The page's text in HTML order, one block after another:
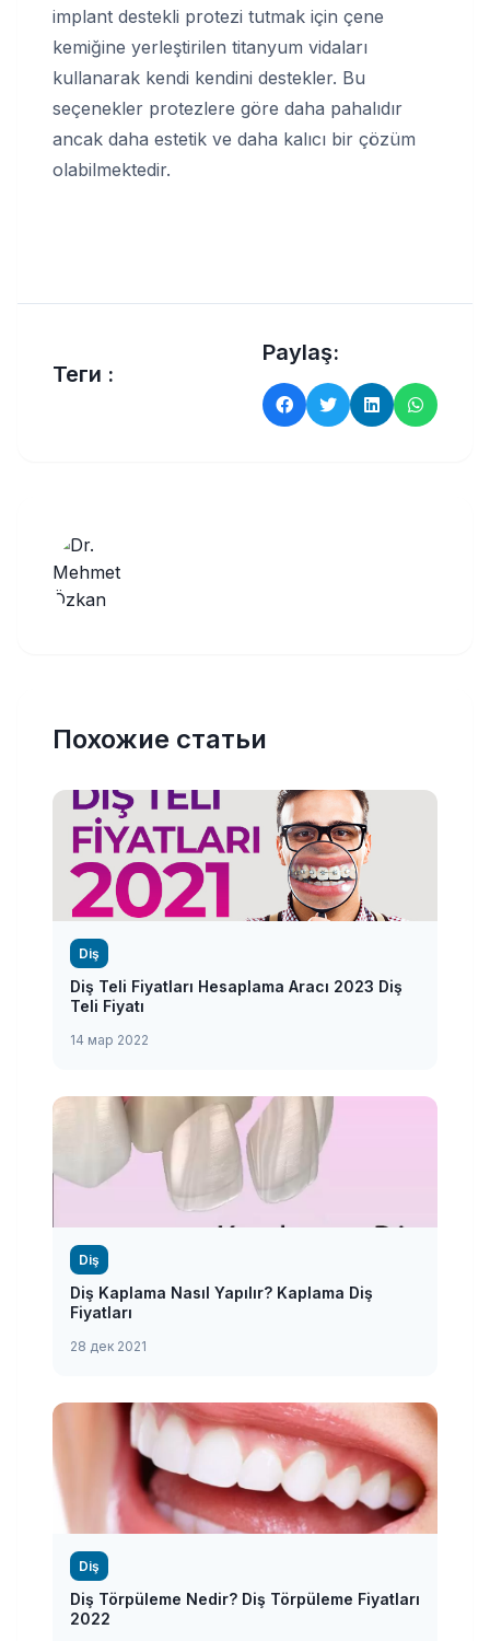
implant destekli protezi tutmak için çene
kemiğine yerleştirilen titanyum vidaları
kullanarak kendi kendini destekler. Bu
seçenekler protezlere göre daha pahalıdır
ancak daha estetik ve daha kalıcı bir çözüm
olabilmektedir.
Теги :
Paylaş:
Похожие статьи
Diş
Diş Teli Fiyatları Hesaplama Aracı 2023 Diş
Teli Fiyatı
14 мар 2022
Diş
Diş Kaplama Nasıl Yapılır? Kaplama Diş
Fiyatları
28 дек 2021
Diş
Diş Törpüleme Nedir? Diş Törpüleme Fiyatları
2022